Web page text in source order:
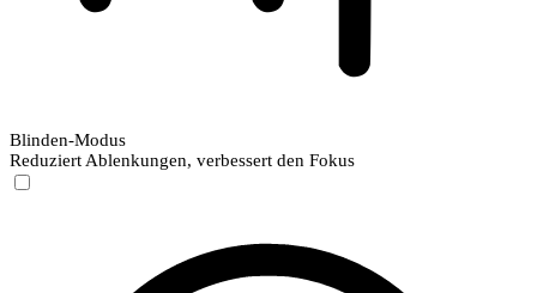
Blinden-Modus
Reduziert Ablenkungen, verbessert den Fokus